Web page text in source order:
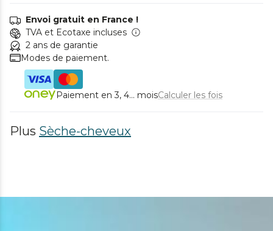
Envoi gratuit en France !
TVA et Ecotaxe incluses
2 ans de garantie
Modes de paiement.
Paiement en 3, 4... moisCalculer les fois
Plus Sèche-cheveux